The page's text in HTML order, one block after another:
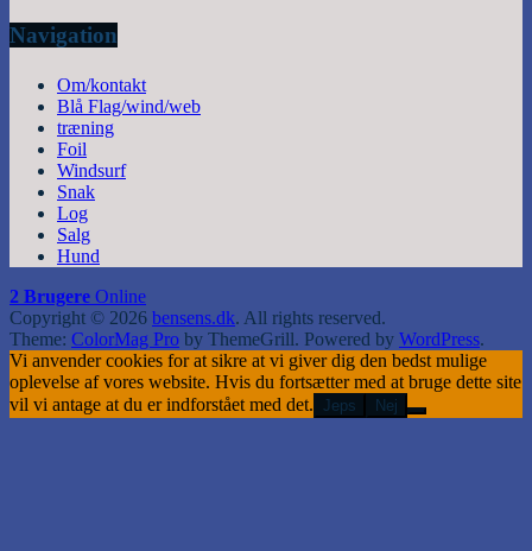
Navigation
Om/kontakt
Blå Flag/wind/web
træning
Foil
Windsurf
Snak
Log
Salg
Hund
2 Brugere Online
Copyright © 2026 bensens.dk. All rights reserved.
Theme: ColorMag Pro by ThemeGrill. Powered by WordPress.
Vi anvender cookies for at sikre at vi giver dig den bedst mulige
oplevelse af vores website. Hvis du fortsætter med at bruge dette site
vil vi antage at du er indforstået med det. Jeps Nej